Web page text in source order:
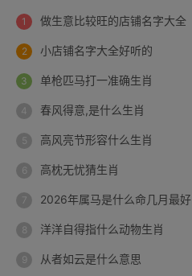
做生意比较旺的店铺名字大全
小店铺名字大全好听的
单枪匹马打一准确生肖
春风得意,是什么生肖
高风亮节形容什么生肖
高枕无忧猜生肖
2026年属马是什么命几月最好
洋洋自得指什么动物生肖
从者如云是什么意思